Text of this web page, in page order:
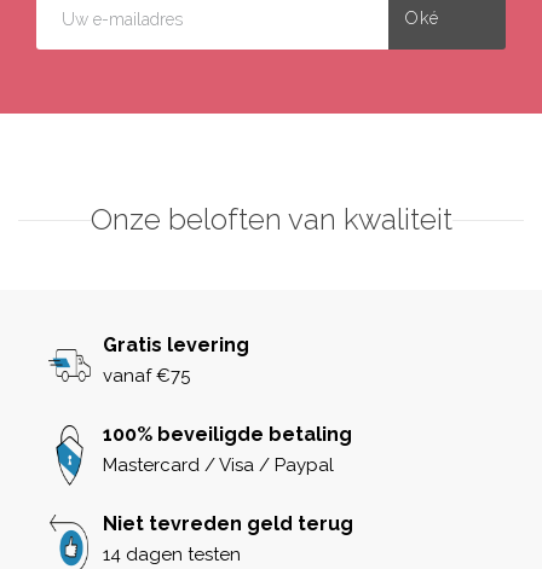
Onze beloften van kwaliteit
Gratis levering
vanaf €75
100% beveiligde betaling
Mastercard / Visa / Paypal
Niet tevreden geld terug
14 dagen testen